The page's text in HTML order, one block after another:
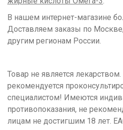
В нашем интернет-магазине
Доставляем заказы по
другим регионам России.
Товар не является
рекомендуется
специалистом! Имеются
противопоказания, не
лицам не достигшим 18 лет.